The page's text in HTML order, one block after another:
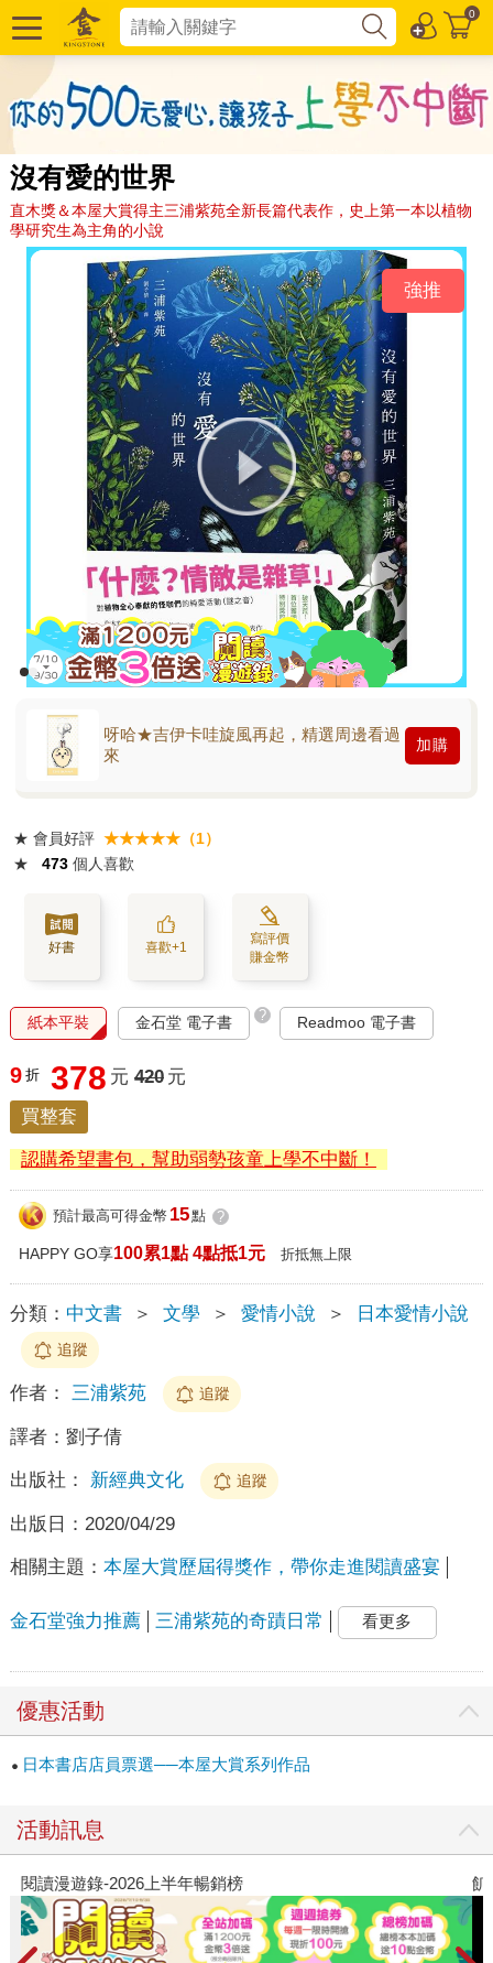
0
沒有愛的世界
直木獎＆本屋大賞得主三浦紫苑全新長篇代表作，史上第一本以植物
學研究生為主角的小說
強推
呀哈★吉伊卡哇旋風再起，精選周邊看過
來
加購
★ 會員好評 ★★★★★（1）
★
473 個人喜歡
好書 喜歡+1
寫評價
賺金幣
紙本平裝 金石堂 電子書 ? Readmoo 電子書
9 折 378 元 420 元
買整套
認購希望書包，幫助弱勢孩童上學不中斷！
預計最高可得金幣 15點 ?
HAPPY GO享100累1點 4點抵1元 折抵無上限
分類： 中文書 ＞ 文學 ＞ 愛情小說 ＞ 日本愛情小說
追蹤
作者： 三浦紫苑 追蹤
譯者： 劉子倩
出版社： 新經典文化 追蹤
出版日： 2020/04/29
相關主題： 本屋大賞歷屆得獎作，帶你走進閱讀盛宴
金石堂強力推薦 三浦紫苑的奇蹟日常 看更多
優惠活動
日本書店店員票選──本屋大賞系列作品
活動訊息
閱讀漫遊錄-2026上半年暢銷榜 飢